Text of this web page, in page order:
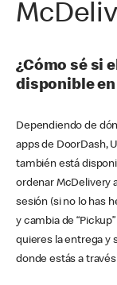
¿Cómo sé si
disponible
Dependiendo de
apps de DoorDash,
también está
ordenar McDelivery
sesión (si no lo has
y cambia de
quieres la entrega y
donde estás a